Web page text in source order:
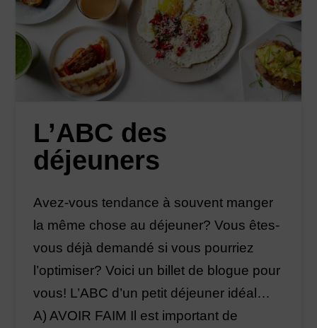
L’ABC des
déjeuners
Avez-vous tendance à souvent manger
la même chose au déjeuner? Vous êtes-
vous déjà demandé si vous pourriez
l’optimiser? Voici un billet de blogue pour
vous! L’ABC d’un petit déjeuner idéal…
A) AVOIR FAIM Il est important de